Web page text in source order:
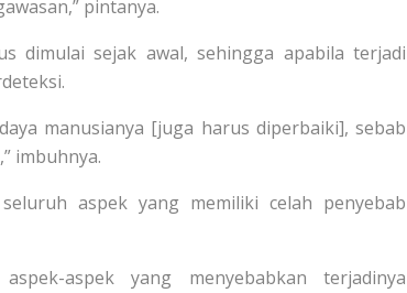
pintanya.
dimulai sejak awal, sehingga apabila terjadi
manusianya [juga harus diperbaiki], sebab
imbuhnya.
aspek yang memiliki celah penyebab
aspek yang menyebabkan terjadinya